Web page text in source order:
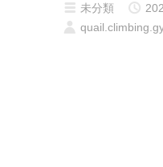
未分類